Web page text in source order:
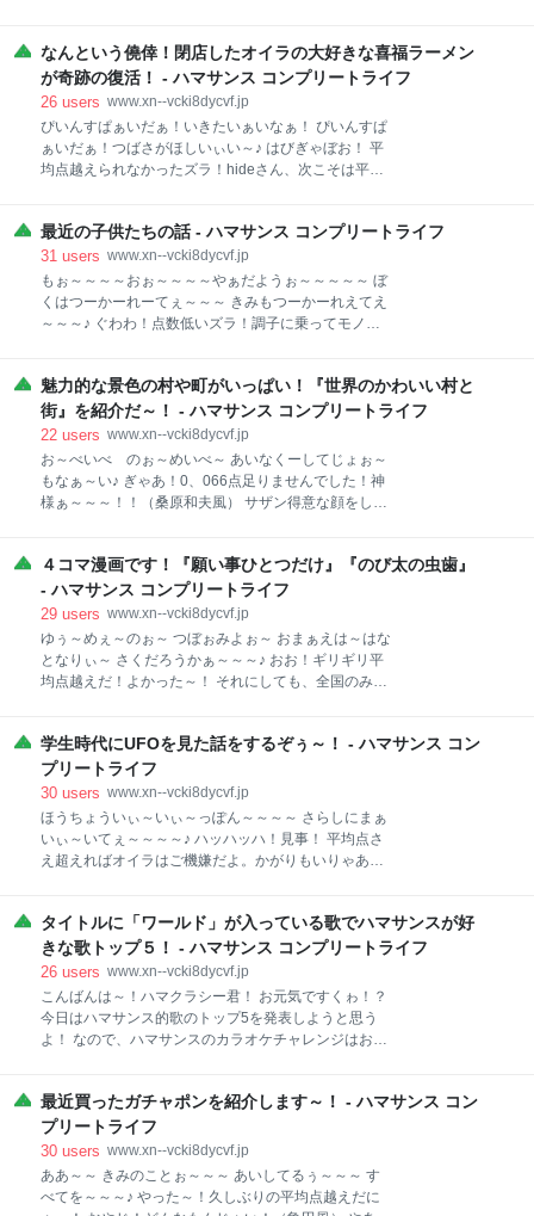
也さんの『動物の森』だ。 今回はこの本に乗っている
自然や動物の写真を見ながら、思い出を語ろうと思う
よ。 では始めよう。
ば・・・。 こんばんは～！ハマクラシー君！ 暑い夜が
続きますのう～。 最近オイラの家の周りではミミズが
たくさん湧き出てて干からびて死んでいるぞ。 こりゃ
あ、なんかの前兆じゃあるまいな。 地震とか起こった
らこわいぜ。ブルブル。 さて、ハマクラシー君。 「こ
わい」で思い出したが、君はホラーゲームをしたこと
ンパース装備して心臓叩きながらプレイしたもんだ
ぜ！ よし！ では、今日はオイラが今までプレイしたこ
い
なんという僥倖！閉店したオイラの大好きな喜福ラーメン
が奇跡の復活！ - ハマサンス コンプリートライフ
26 users www.xn--vcki8dycvf.jp
ぴいんすぱぁいだぁ！いきたいぁいなぁ！ ぴいんすぱ
ぁいだぁ！つばさがほしいぃい～♪ はびぎゃぼお！ 平
均点越えられなかったズラ！hideさん、次こそは平均
元気かい？7月ももう半分終わったな～。 子ども達も
夏休みがもうすぐだぜ～！ そうそう、ハマクラシー
君。 以前、オイラの大好きだった善福ラーメンが閉店
したって話をしたじゃないか。 覚えているかい？
www.xn--vcki8dycvf.jp なんと、そのラーメンが復活し
姿のサラリーマンから日傘をさした品の良いマダムま
で、いろんなお客さんが並んでいるな。 みんな、オイ
ラと同じで善福ラーメンが復活したことがうれしかっ
最近の子供たちの話 - ハマサンス コンプリートライフ
31 users www.xn--vcki8dycvf.jp
もぉ～～～～おぉ～～～～やぁだようぉ～～～～～ ぼ
くはつーかーれーてぇ～～～ きみもつーかーれえてえ
～～～♪ ぐわわ！点数低いズラ！調子に乗ってモノマ
ろん褒め言葉ですよね！？AIさぁ～～～ん！ ウッキャ
～～～～！ ハハハ。 こんばんは。ハマクラシー君。
いかがお過ごしで？ 福岡県はアーチーチーアーチーだ
よ。 久留米や大牟田市などは35℃越えみたいだよ。
たまらんな。 さて・・・と。 今回はオイラの4人の子
供たちの最近の様子を述べてみるよ。 まず長男だ。 高
る。 中学の時は卓球部だったが、高校からバドミント
ン部に入ったよ。まあ、今のところ学校も部活も休ま
ず行っているから、特に問題ないように見えるぜ。
魅力的な景色の村や町がいっぱい！『世界のかわいい村と
街』を紹介だ～！ - ハマサンス コンプリートライフ
22 users www.xn--vcki8dycvf.jp
お～べいべ のぉ～めいべ～ あいなくーしてじょぉ～
もなぁ～い♪ ぎゃあ！0、066点足りませんでした！神
様ぁ～～～！！（桑原和夫風） サザン得意な顔をして
ちゃって、こちらでは蝉も鳴き始めたな。 もう夏バテ
気味だが、がんばって夏を楽しんでいきたいものだ
ぜ！ ふう～～～。 さて、ハマクラシー君。 今日は、
またまた「世界のホニャララシリーズ」の本を紹介し
ようと思っちょります！ 今回紹介する本はこれだ
ぁ！！ 世界のかわいい村と街 PIE Amazon 『世界のか
に住むしかない！さっそく引っ越しのサカイに電話し
よう～！」 と、こういうことになっちゃうから不思
議！ まあ、試しに、５つくらい紹介してみようか！ で
４コマ漫画です！『願い事ひとつだけ』『のび太の虫歯』
- ハマサンス コンプリートライフ
29 users www.xn--vcki8dycvf.jp
ゆぅ～めぇ～のぉ～ つぼぉみよぉ～ おまぁえは～はな
となりぃ～ さくだろうかぁ～～～♪ おお！ギリギリ平
均点越えだ！よかった～！ それにしても、全国のみな
で、蝉の鳴き声も聞こえ始めたぜ！ いやあ、暑い！暑
いぞぉ～～～！ 熱中症に注意せねば！ うちの実家の庭
で育てているぶどうも大きな実をつけているよ！ この
写真は２週間ほど前の写真で今はもう袋掛けが終わっ
ているぞ！ 収穫が楽しみだわい！ よし！ じゃじゃじ
ゃあ！ 今日はオイラの4コマ漫画を見てもらおうじゃ
か！ よ～っし！じゃあいくぞ！ うらああ～～～！！
ハッハッハ！！ では次行ってみっか～～～！ うらうら
ああぁ～～～！！ ムハハハハ・・・！！ う
学生時代にUFOを見た話をするぞぅ～！ - ハマサンス コン
プリートライフ
30 users www.xn--vcki8dycvf.jp
ほうちょういぃ～いぃ～っぽん～～～～ さらしにまぁ
いぃ～いてぇ～～～～♪ ハッハッハ！見事！ 平均点さ
え超えればオイラはご機嫌だよ。かがりもいりゃあ
雨が降ったな～。 久しぶりにダムも放流していたよ。
だいぶ貯水率が高くなったんだな！ 台風の進路が気に
なるところだな～。 ふう・・・。 ところでハマクラシ
ー君。 君はUFOを見たことがあるかね？ え？そもそ
もUFOを信じていないだと？ おいおい、ハマクラシー
君。マジで言ってるのか？ この広い宇宙に我々人類だ
シー君にオイラが学生時代にUFOを目撃した話をして
やるよ。 これはオイラがリハビリの専門学校の学生だ
った19歳の時の話だ。 場所は佐賀県鳥栖市。
タイトルに「ワールド」が入っている歌でハマサンスが好
きな歌トップ５！ - ハマサンス コンプリートライフ
26 users www.xn--vcki8dycvf.jp
こんばんは～！ハマクラシー君！ お元気ですくゎ！？
今日はハマサンス的歌のトップ5を発表しようと思う
よ！ なので、ハマサンスのカラオケチャレンジはお休
よ。ワールド。ハマクラシー君。 なるほどザ・ワール
ド！！なんちて。 ディオのスタンドもザ・ワールドだ
ったな！ へ？「ワールドの入ったタイトルの歌って、
たとえばどんなのがあるか」って？ ミスチルの『イノ
セント・ワールド』とかだよ～。ハマクラシーく～
ん！ わかったかい？ ではさっそく行ってみよう～！
最近買ったガチャポンを紹介します～！ - ハマサンス コン
プリートライフ
30 users www.xn--vcki8dycvf.jp
ああ～～ きみのことぉ～～～ あいしてるぅ～～～ す
べてを～～～♪ やった～！久しぶりの平均点越えだに